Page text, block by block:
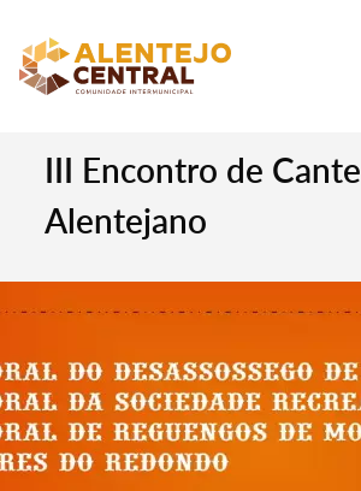
III Encontro de Cante
Alentejano